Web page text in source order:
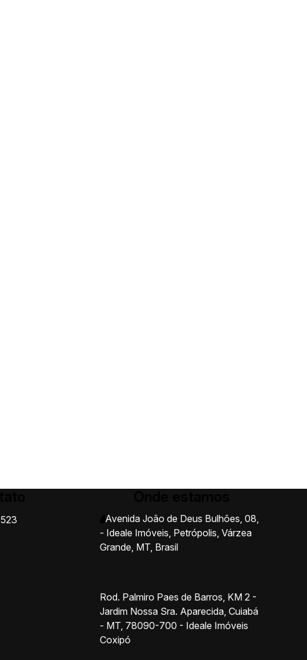
Avenida João de Deus Bulhões 08
- Ideale Imóveis Petrópolis Várzea
Grande MT, Brasil
Rod. Palmiro Paes de Barros, KM 2 -
Jardim Nossa Sra. Aparecida, Cuiabá
- MT, 78090-700 - Ideale Imóveis
Coxipó